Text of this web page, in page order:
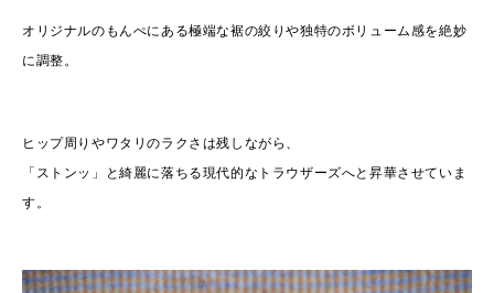
オリジナルのもんぺにある極端な裾の絞りや独特のボリューム感を絶妙
に調整。
ヒップ周りやワタリのラクさは残しながら、
「ストンッ」と綺麗に落ちる現代的なトラウザーズへと昇華させていま
す。